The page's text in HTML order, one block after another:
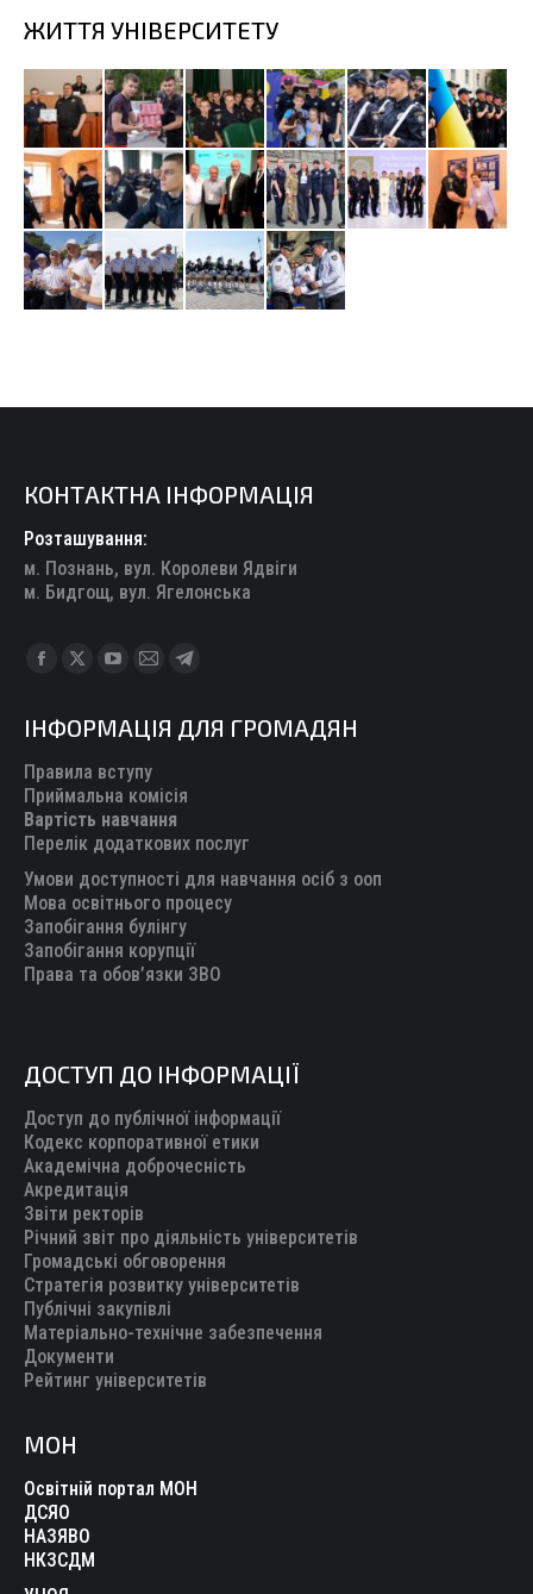
ЖИТТЯ УНІВЕРСИТЕТУ
КОНТАКТНА ІНФОРМАЦІЯ
Розташування:
м. Познань, вул. Королеви Ядвіги
м. Бидгощ, вул. Ягелонська
Find us on:
Facebook
opens
in
new
window
X
opens
in
new
window
YouTube
opens
in
new
window
Mail
opens
in
new
window
Telegram
opens
new
ІНФОРМАЦІЯ ДЛЯ ГРОМАДЯН
Правила вступу
Приймальна комісія
Вартість навчання
Перелік додаткових послуг
Умови доступності для навчання осіб з ооп
Мова освітнього процесу
Запобігання булінгу
Запобігання корупції
Права та обов’язки ЗВО
ДОСТУП ДО ІНФОРМАЦІЇ
Доступ до публічної інформації
Кодекс корпоративної етики
Академічна доброчесність
Акредитація
Звіти ректорів
Річний звіт про діяльність університетів
Громадські обговорення
Стратегія розвитку університетів
Публічні закупівлі
Матеріально-технічне забезпечення
Документи
Рейтинг університетів
МОН
Освітній портал МОН
ДСЯО
НАЗЯВО
НКЗСДМ